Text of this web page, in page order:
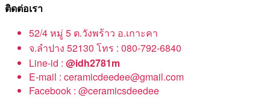
ติดต่อเรา
52/4 หมู่ 5 ต.วังพร้าว อ.เกาะคา
จ.ลำปาง 52130 โทร : 080-792-6840
Line-id : @idh2781m
E-mail : ceramicdeedee@gmail.com
Facebook : @ceramicsdeedee